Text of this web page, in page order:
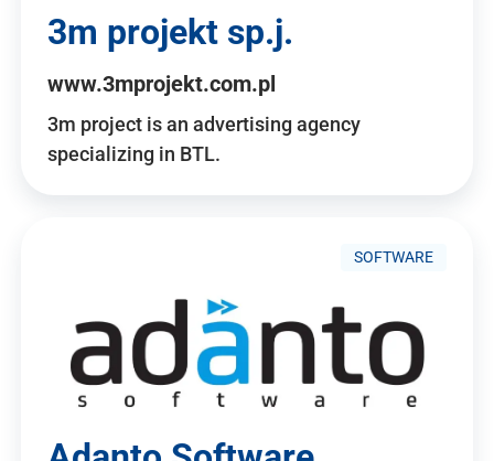
3m projekt sp.j.
www.3mprojekt.com.pl
3m project is an advertising agency
specializing in BTL.
SOFTWARE